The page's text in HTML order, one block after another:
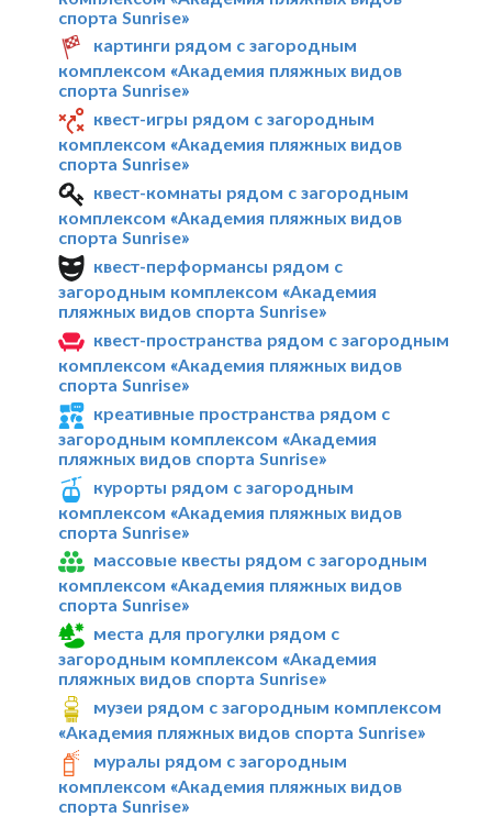
спорта Sunrise»
картинги рядом с загородным
комплексом «Академия пляжных видов
спорта Sunrise»
квест-игры рядом с загородным
комплексом «Академия пляжных видов
спорта Sunrise»
квест-комнаты рядом с загородным
комплексом «Академия пляжных видов
спорта Sunrise»
квест-перформансы рядом с
загородным комплексом «Академия
пляжных видов спорта Sunrise»
квест-пространства рядом с загородным
комплексом «Академия пляжных видов
спорта Sunrise»
креативные пространства рядом с
загородным комплексом «Академия
пляжных видов спорта Sunrise»
курорты рядом с загородным
комплексом «Академия пляжных видов
спорта Sunrise»
массовые квесты рядом с загородным
комплексом «Академия пляжных видов
спорта Sunrise»
места для прогулки рядом с
загородным комплексом «Академия
пляжных видов спорта Sunrise»
музеи рядом с загородным комплексом
«Академия пляжных видов спорта Sunrise»
муралы рядом с загородным
комплексом «Академия пляжных видов
спорта Sunrise»